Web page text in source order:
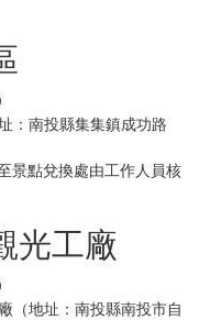
：南投縣集集鎮成功路
景點兌換處由工作人員核
光工廠
（地址：南投縣南投市自